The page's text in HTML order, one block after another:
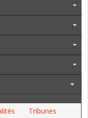
Tribunes